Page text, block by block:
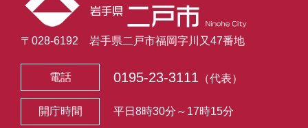
〒028-6192 岩手県二戸市福岡字川又47番地
電話 0195-23-3111 （代表）
開庁時間 平日8時30分～17時15分